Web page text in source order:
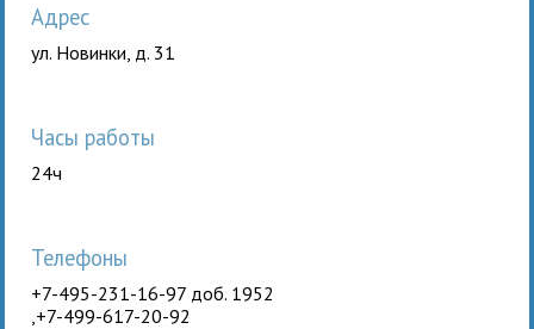
Адрес
ул. Новинки, д. 31
Часы работы
24ч
Телефоны
+7-495-231-16-97 доб. 1952
,+7-499-617-20-92